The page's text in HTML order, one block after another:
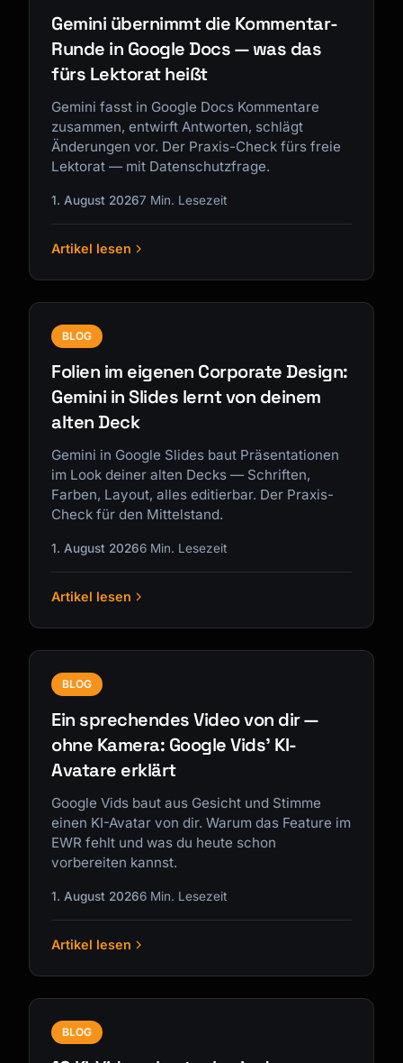
Gemini übernimmt die Kommentar-
Runde in Google Docs — was das
fürs Lektorat heißt
Gemini fasst in Google Docs Kommentare
zusammen, entwirft Antworten, schlägt
Änderungen vor. Der Praxis-Check fürs freie
Lektorat — mit Datenschutzfrage.
1. August 20267 Min. Lesezeit
Artikel lesen
BLOG
Folien im eigenen Corporate Design:
Gemini in Slides lernt von deinem
alten Deck
Gemini in Google Slides baut Präsentationen
im Look deiner alten Decks — Schriften,
Farben, Layout, alles editierbar. Der Praxis-
Check für den Mittelstand.
1. August 20266 Min. Lesezeit
Artikel lesen
BLOG
Ein sprechendes Video von dir —
ohne Kamera: Google Vids' KI-
Avatare erklärt
Google Vids baut aus Gesicht und Stimme
einen KI-Avatar von dir. Warum das Feature im
EWR fehlt und was du heute schon
vorbereiten kannst.
1. August 20266 Min. Lesezeit
Artikel lesen
BLOG